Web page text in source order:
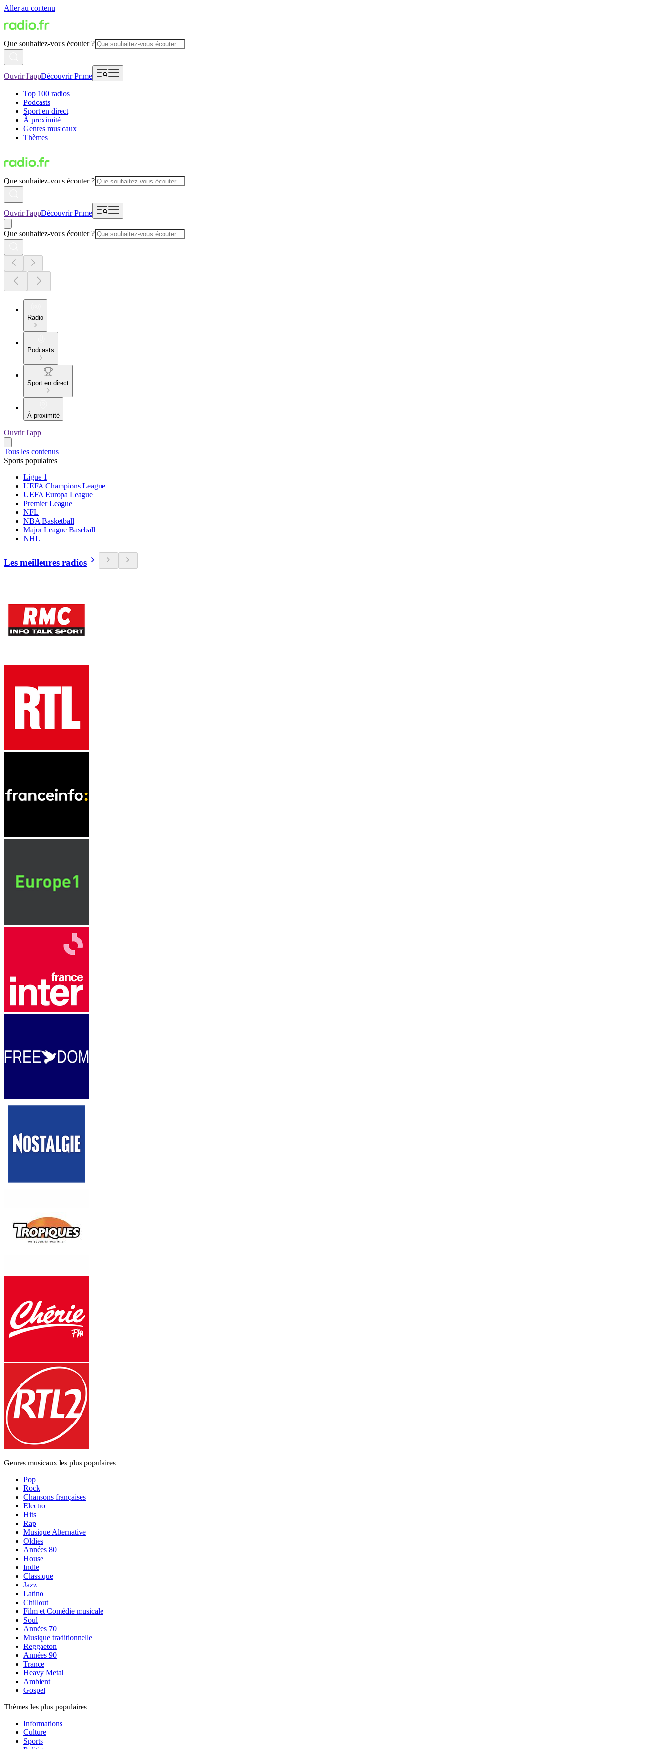
Aller au contenu
Que souhaitez-vous écouter ?
Ouvrir l'appDécouvrir Prime
Top 100 radios
Podcasts
Sport en direct
À proximité
Genres musicaux
Thèmes
Que souhaitez-vous écouter ?
Ouvrir l'appDécouvrir Prime
Que souhaitez-vous écouter ?
Radio
Podcasts
Sport en direct
À proximité
Ouvrir l'app
Tous les contenus
Sports populaires
Ligue 1
UEFA Champions League
UEFA Europa League
Premier League
NFL
NBA Basketball
Major League Baseball
NHL
Les meilleures radios
Genres musicaux les plus populaires
Pop
Rock
Chansons françaises
Electro
Hits
Rap
Musique Alternative
Oldies
Années 80
House
Indie
Classique
Jazz
Latino
Chillout
Film et Comédie musicale
Soul
Années 70
Musique traditionnelle
Reggaeton
Années 90
Trance
Heavy Metal
Ambient
Gospel
Thèmes les plus populaires
Informations
Culture
Sports